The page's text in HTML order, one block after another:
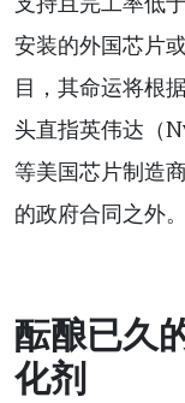
安装的外国芯片
目，其命运将根
头直指英伟达（
等美国芯片制造
的政府合同之外。
酝酿已久
化剂